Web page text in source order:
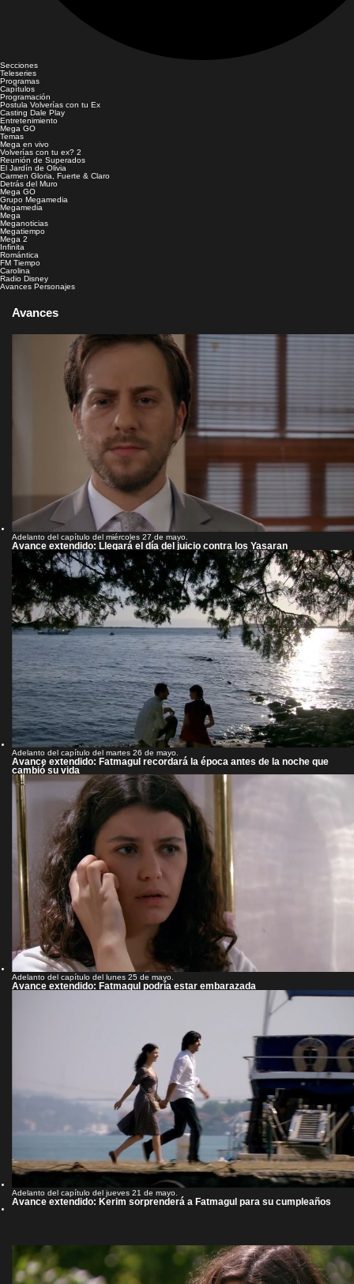
Secciones
Teleseries
Programas
Capítulos
Programación
Postula Volverías con tu Ex
Casting Dale Play
Entretenimiento
Mega GO
Temas
Mega en vivo
Volverías con tu ex? 2
Reunión de Superados
El Jardín de Olivia
Carmen Gloria, Fuerte & Claro
Detrás del Muro
Mega GO
Grupo Megamedia
Megamedia
Mega
Meganoticias
Megatiempo
Mega 2
Infinita
Romántica
FM Tiempo
Carolina
Radio Disney
Avances Personajes
Avances
Adelanto del capítulo del miércoles 27 de mayo.
Avance extendido: Llegará el día del juicio contra los Yasaran
Adelanto del capítulo del martes 26 de mayo.
Avance extendido: Fatmagul recordará la época antes de la noche que
cambió su vida
Adelanto del capítulo del lunes 25 de mayo.
Avance extendido: Fatmagul podría estar embarazada
Adelanto del capítulo del jueves 21 de mayo.
Avance extendido: Kerim sorprenderá a Fatmagul para su cumpleaños